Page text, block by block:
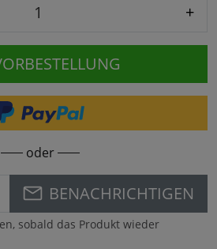
+
oder
BENACHRICHTIGEN
sobald das Produkt wieder